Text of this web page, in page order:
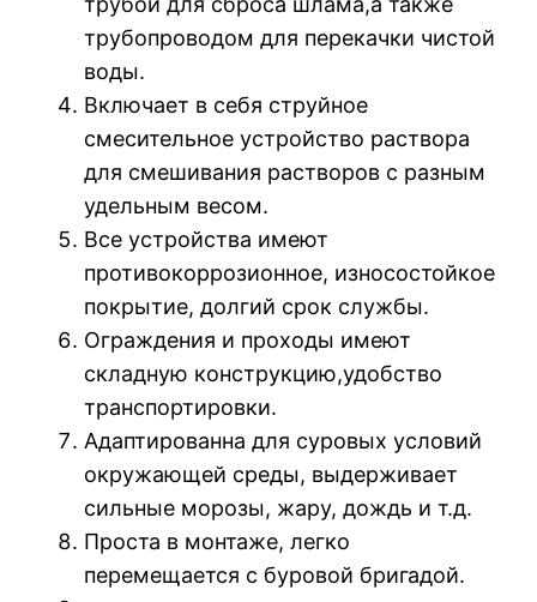
трубопроводом для перекачки чистой
воды.
Включает в себя струйное
смесительное устройство раствора
для смешивания растворов с разным
удельным весом.
Все устройства имеют
противокоррозионное, износостойкое
покрытие, долгий срок службы.
Ограждения и проходы имеют
складную конструкцию,удобство
транспортировки.
Адаптированна для суровых условий
окружающей среды, выдерживает
сильные морозы, жару, дождь и т.д.
Проста в монтаже, легко
перемещается с буровой бригадой.